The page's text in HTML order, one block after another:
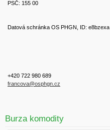
PSČ: 155 00
Datová schránka OS PHGN, ID: e8bzexa
+420 722 980 689
francova@osphgn.cz
Burza komodity